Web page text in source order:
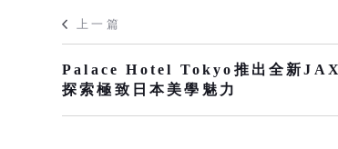
上一篇
Palace Hotel Tokyo推出全新
探索極致日本美學魅力